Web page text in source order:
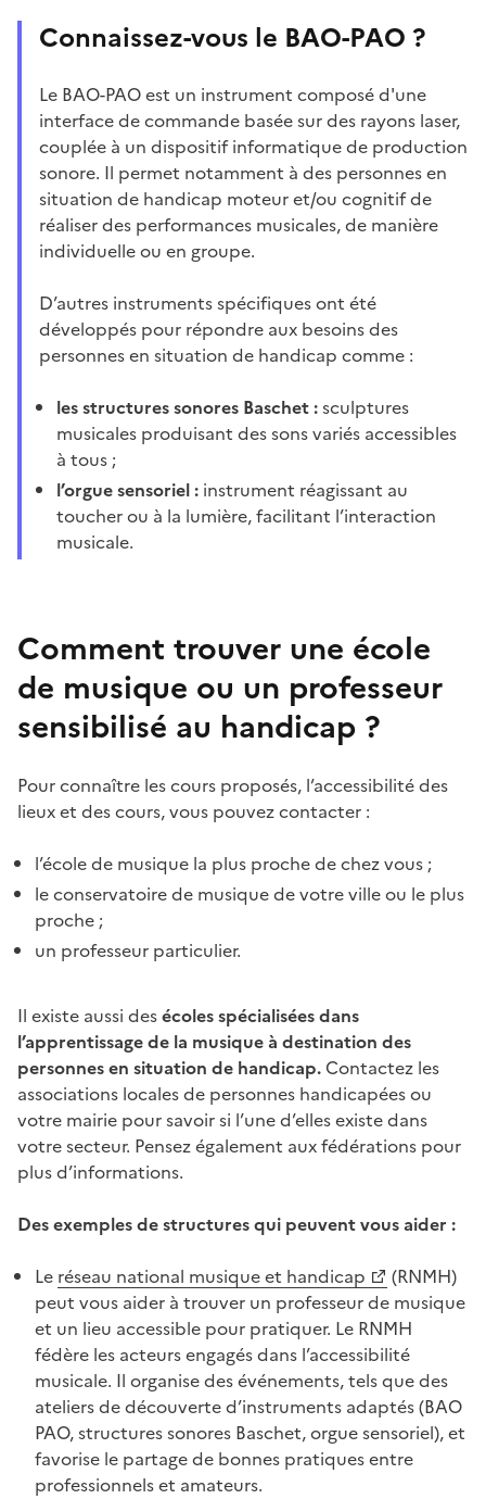
Connaissez-vous le BAO-PAO ?
Le BAO-PAO est un instrument composé d'une
interface de commande basée sur des rayons laser,
couplée à un dispositif informatique de production
sonore. Il permet notamment à des personnes en
situation de handicap moteur et/ou cognitif de
réaliser des performances musicales, de manière
individuelle ou en groupe.
D’autres instruments spécifiques ont été
développés pour répondre aux besoins des
personnes en situation de handicap comme :
les structures sonores Baschet :sculptures
musicales produisant des sons variés accessibles
à tous ;
l’orgue sensoriel : instrument réagissant au
toucher ou à la lumière, facilitant l’interaction
musicale.
Comment trouver une école
de musique ou un professeur
sensibilisé au handicap ?
Pour connaître les cours proposés, l’accessibilité des
lieux et des cours, vous pouvez contacter :
l’école de musique la plus proche de chez vous ;
le conservatoire de musique de votre ville ou le plus
proche ;
un professeur particulier.
Il existe aussi desécoles spécialisées dans
l’apprentissage de la musique à destination des
personnes en situation de handicap. Contactez les
associations locales de personnes handicapées ou
votre mairie pour savoir si l’une d’elles existe dans
votre secteur. Pensez également aux fédérations pour
plus d’informations.
Des exemples de structures qui peuvent vous aider :
Le réseau national musique et handicap
(RNMH)
peut vous aider à trouver un professeur de musique
et un lieu accessible pour pratiquer. Le RNMH
fédère les acteurs engagés dans l’accessibilité
musicale. Il organise des événements, tels que des
ateliers de découverte d’instruments adaptés (BAO
PAO, structures sonores Baschet, orgue sensoriel), et
favorise le partage de bonnes pratiques entre
professionnels et amateurs.